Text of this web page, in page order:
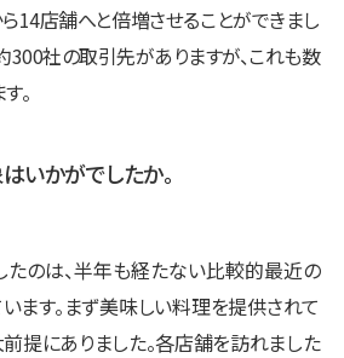
14店舗へと倍増させることができまし
300社の取引先がありますが、これも数
。
いかがでしたか。
たのは、半年も経たない比較的最近の
ます。まず美味しい料理を提供されて
提にありました。各店舗を訪れました